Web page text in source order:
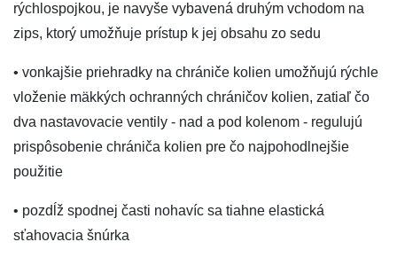
rýchlospojkou, je navyše vybavená druhým vchodom na
zips, ktorý umožňuje prístup k jej obsahu zo sedu
• vonkajšie priehradky na chrániče kolien umožňujú rýchle
vloženie mäkkých ochranných chráničov kolien, zatiaľ čo
dva nastavovacie ventily - nad a pod kolenom - regulujú
prispôsobenie chrániča kolien pre čo najpohodlnejšie
použitie
• pozdĺž spodnej časti nohavíc sa tiahne elastická
sťahovacia šnúrka